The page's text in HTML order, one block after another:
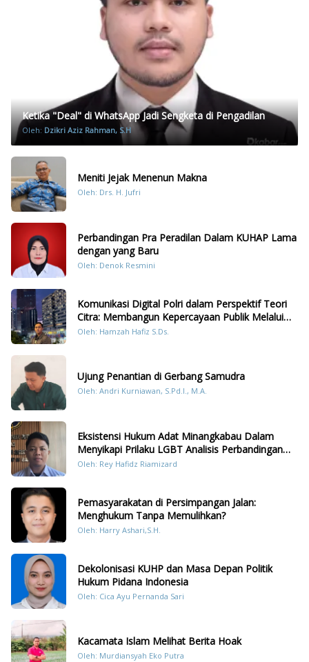
Ketika "Deal" di WhatsApp Jadi Sengketa di Pengadilan
Oleh: Dzikri Aziz Rahman, S.H
Meniti Jejak Menenun Makna
Oleh: Drs. H. Jufri
Perbandingan Pra Peradilan Dalam KUHAP Lama
dengan yang Baru
Oleh: Denok Resmini
Komunikasi Digital Polri dalam Perspektif Teori
Citra: Membangun Kepercayaan Publik Melalui
Konten Humanis Kesiapsiagaan Bencana di
Oleh: Hamzah Hafiz S.Ds.
Ujung Penantian di Gerbang Samudra
Oleh: Andri Kurniawan, S.Pd.I., M.A.
Eksistensi Hukum Adat Minangkabau Dalam
Menyikapi Prilaku LGBT Analisis Perbandingan
Dengan Hukum Pidana
Oleh: Rey Hafidz Riamizard
Pemasyarakatan di Persimpangan Jalan:
Menghukum Tanpa Memulihkan?
Oleh: Harry Ashari,S.H.
Dekolonisasi KUHP dan Masa Depan Politik
Hukum Pidana Indonesia
Oleh: Cica Ayu Pernanda Sari
Kacamata Islam Melihat Berita Hoak
Oleh: Murdiansyah Eko Putra